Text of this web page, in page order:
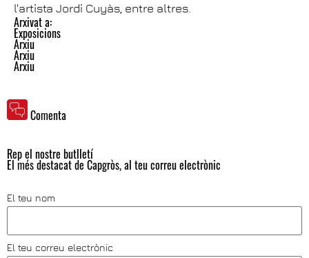
l'artista Jordi Cuyàs, entre altres.
Arxivat a:
Exposicions
Arxiu
Arxiu
Arxiu
Comenta
Rep el nostre butlletí
El més destacat de Capgròs, al teu correu electrònic
El teu nom
El teu correu electrònic